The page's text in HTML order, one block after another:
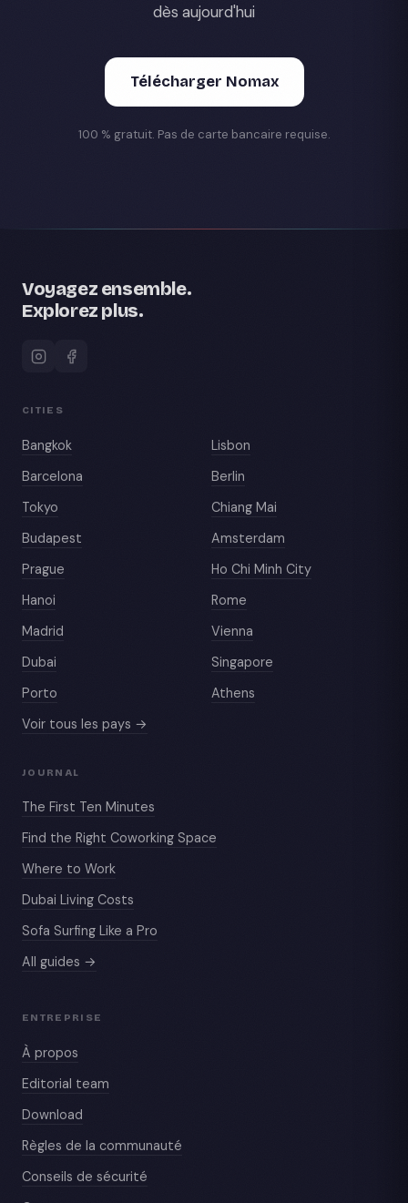
dès aujourd'hui
Télécharger Nomax
100 % gratuit. Pas de carte bancaire requise.
Voyagez ensemble.
Explorez plus.
CITIES
Bangkok
Lisbon
Barcelona
Berlin
Tokyo
Chiang Mai
Budapest
Amsterdam
Prague
Ho Chi Minh City
Hanoi
Rome
Madrid
Vienna
Dubai
Singapore
Porto
Athens
Voir tous les pays →
JOURNAL
The First Ten Minutes
Find the Right Coworking Space
Where to Work
Dubai Living Costs
Sofa Surfing Like a Pro
All guides →
ENTREPRISE
À propos
Editorial team
Download
Règles de la communauté
Conseils de sécurité